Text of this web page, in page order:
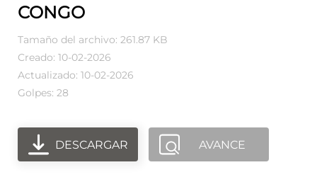
CONGO
Tamaño del archivo: 261.87 KB
Creado: 10-02-2026
Actualizado: 10-02-2026
Golpes: 28
DESCARGAR AVANCE